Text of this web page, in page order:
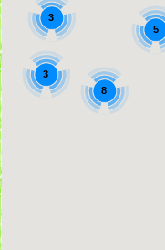
3
8
3
5